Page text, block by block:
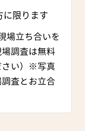
限ります
場立ち合いを
調査は無料
さい）※写真
査とお立合